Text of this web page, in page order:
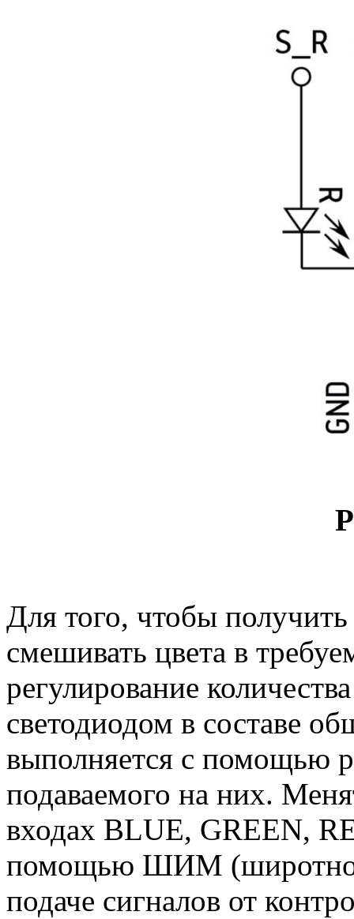
Для того, чтобы
смешивать цвета в
регулирование
светодиодом в составе
выполняется с помощью
подаваемого на них.
входах BLUE, GREEN,
помощью ШИМ (широтно-
подаче сигналов от